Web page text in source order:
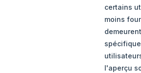
certains
moins
l'aperçu